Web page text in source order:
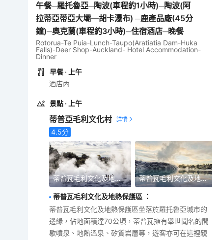
午餐─羅托魯亞─陶波(車程約1小時)─陶波(阿
拉蒂亞蒂亞大壩—胡卡瀑布) ─鹿產品廠(45分
鐘)─奧克蘭(車程約3小時)─住宿酒店─晚餐
Rotorua-Te Puia-Lunch-Taupo(Aratiatia Dam-Huka
Falls)-Deer Shop-Auckland- Hotel Accommodation-
Dinner
早餐 · 上午
酒店內
景點 · 上午
蒂普亞毛利文化村
4.5分
蒂普瓦毛利文化及地熱保護區 蒂普瓦毛利文化及地熱保護區
蒂普瓦毛利文化及地熱保護區 ：
蒂普瓦毛利文化及地熱保護區坐落於羅托魯亞城市的
邊緣，佔地面積達70公頃，蒂普瓦擁有舉世聞名的間
歇噴泉、地熱溫泉、矽質岩層等，遊客亦可在這裡親